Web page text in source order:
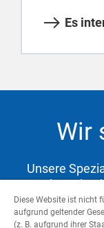
Es
Wir
Unsere
Ihnen
Abdeckung
auf
Diese Website ist nicht
aufgrund geltender
(z. B. aufgrund ihrer